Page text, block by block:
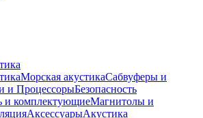
Морская акустикаСабвуферы и
и ПроцессорыБезопасность
и комплектующиеМагнитолы и
АксессуарыАкустика